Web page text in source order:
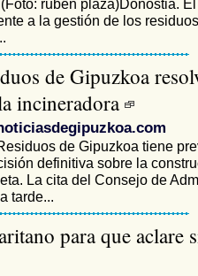
ruben plaza)Donostia.
a la gestión de los
de Gipuzkoa
incineradora
de Gipuzkoa tiene
definitiva sobre la
La cita del Consejo de
tarde...
para que aclare